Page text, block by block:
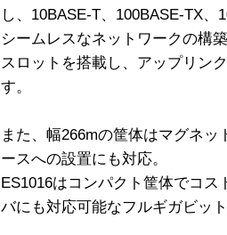
し、10BASE-T、100BASE-TX
シームレスなネットワークの構
スロットを搭載し、アップリン
す。
また、幅266mの筐体はマグネ
ースへの設置にも対応。
ES1016はコンパクト筐体でコ
バにも対応可能なフルギガビッ